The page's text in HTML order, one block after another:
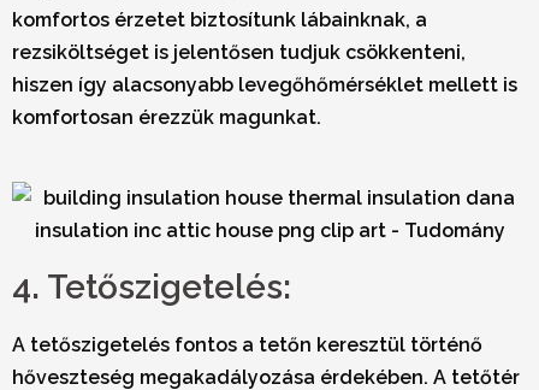
komfortos érzetet biztosítunk lábainknak, a
rezsiköltséget is jelentősen tudjuk csökkenteni,
hiszen így alacsonyabb levegőhőmérséklet mellett is
komfortosan érezzük magunkat.
4. Tetőszigetelés:
A tetőszigetelés fontos a tetőn keresztül történő
hőveszteség megakadályozása érdekében. A tetőtér